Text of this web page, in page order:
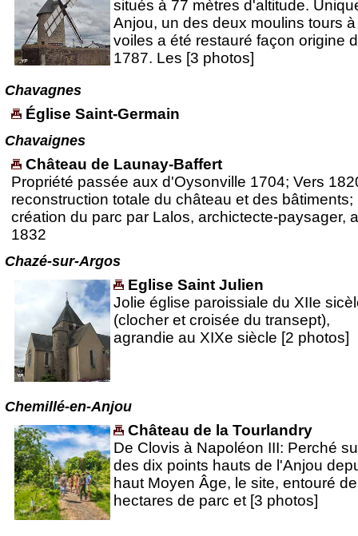
situés à 77 mètres d'altitude.
Anjou, un des deux moulins tours à
voiles a été restauré façon origine
1787. Les [3 photos]
Chavagnes
Église Saint-Germain
Chavaignes
Château de Launay-Baffert
Propriété passée aux d'Oysonville 1704; Vers
reconstruction totale du château et des bâtiments;
création du parc par Lalos, archictecte-paysager,
1832
Chazé-sur-Argos
Eglise Saint Julien
Jolie église paroissiale du XIIe
(clocher et croisée du transept),
agrandie au XIXe siècle [2 photos]
Chemillé-en-Anjou
Château de la Tourlandry
De Clovis à Napoléon III: Perché
des dix points hauts de l'Anjou
haut Moyen Âge, le site, entouré
hectares de parc et [3 photos]